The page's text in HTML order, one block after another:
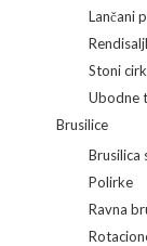
Lančani
Stoni
Ubodne
Brusilice
Brusilica
Polirke
Ravna